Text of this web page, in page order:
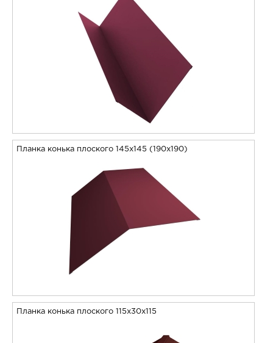
Планка конька плоского 145х145 (190х190)
Планка конька плоского 115х30х115